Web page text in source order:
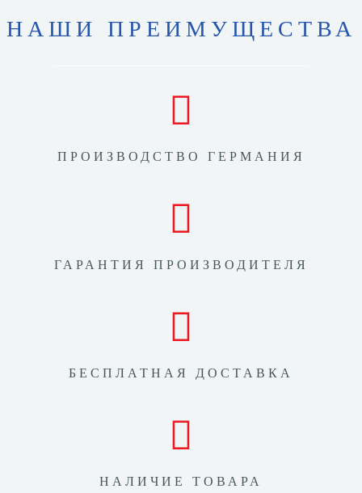
НАШИ ПРЕИМУЩЕСТВА
ПРОИЗВОДСТВО ГЕРМАНИЯ
ГАРАНТИЯ ПРОИЗВОДИТЕЛЯ
БЕСПЛАТНАЯ ДОСТАВКА
НАЛИЧИЕ ТОВАРА